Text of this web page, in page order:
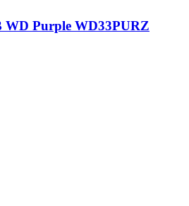
WD Purple WD33PURZ